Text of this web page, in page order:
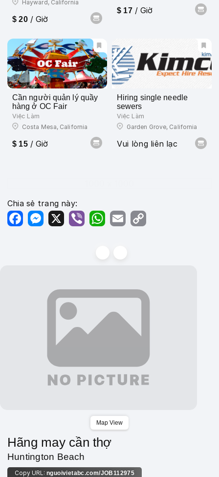
Hayward, California
$ 20/ Giờ
$ 17/ Giờ
Cần người quản lý quầy
hàng ở OC Fair
Việc Làm
Costa Mesa, California
$ 15/ Giờ
Hiring single needle
sewers
Việc Làm
Garden Grove, California
Vui lòng liên lạc
Chia sẻ trang này:
FacebookMessenger
X Viber WhatsApp
Email
Map View
Hãng may cần thợ
Huntington Beach
Copy URL: nguoivietabc.com/JOB112975